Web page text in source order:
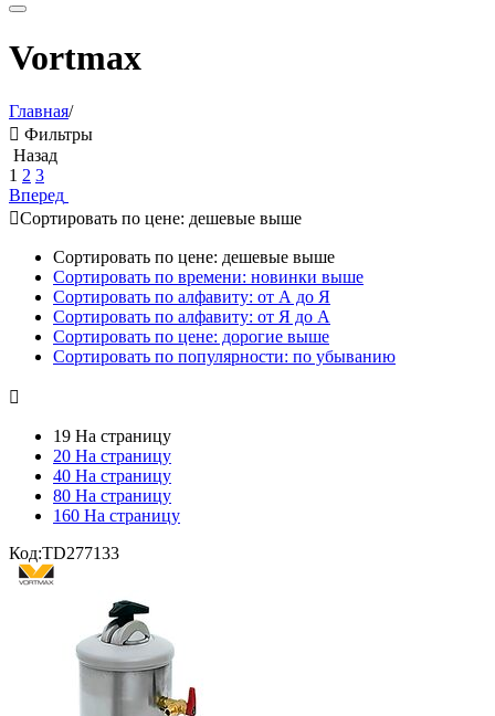
Vortmax
Главная/
 Фильтры
Назад
1 2 3
Вперед
Сортировать по цене: дешевые выше
Сортировать по цене: дешевые выше
Сортировать по времени: новинки выше
Сортировать по алфавиту: от А до Я
Сортировать по алфавиту: от Я до А
Сортировать по цене: дорогие выше
Сортировать по популярности: по убыванию

19 На страницу
20 На страницу
40 На страницу
80 На страницу
160 На страницу
Код:TD277133